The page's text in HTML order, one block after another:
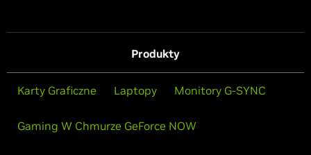
Produkty
Karty Graficzne Laptopy Monitory G-SYNC
Gaming W Chmurze GeForce NOW